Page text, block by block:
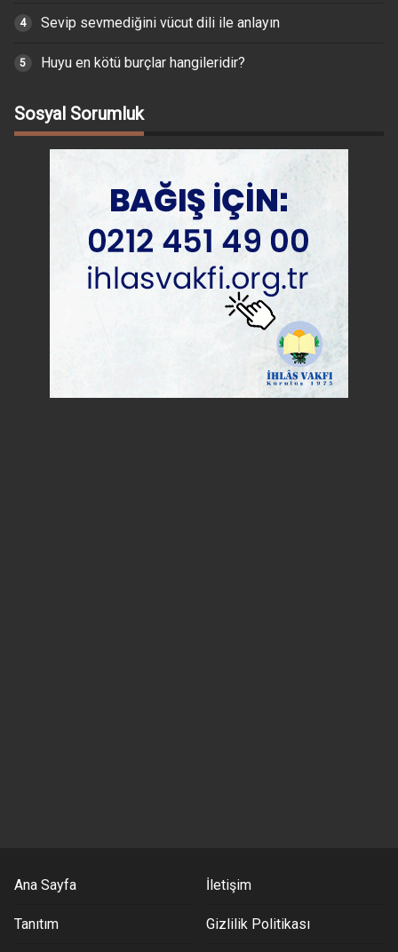
Sevip sevmediğini vücut dili ile anlayın
Huyu en kötü burçlar hangileridir?
Sosyal Sorumluk
Ana Sayfa İletişim
Tanıtım Gizlilik Politikası